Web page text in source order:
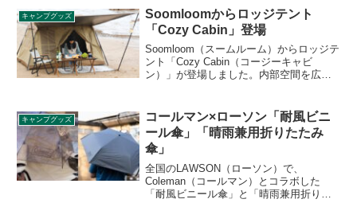
キャンプグッズ
Soomloomからロッジテント
「Cozy Cabin」登場
Soomloom（スームルーム）からロッジテ
ント「Cozy Cabin（コージーキャビ
ン）」が登場しました。内部空間を広く
正面、左側、天井部分に３箇所メッシュ
窓も搭載しており、通気性も抜群です。
詳細をレビューします。
キャンプグッズ
コールマン×ローソン「耐風ビニ
ール傘」「晴雨兼用折りたたみ
傘」
全国のLAWSON（ローソン）で、
Coleman（コールマン）とコラボした
「耐風ビニール傘」と「晴雨兼用折りた